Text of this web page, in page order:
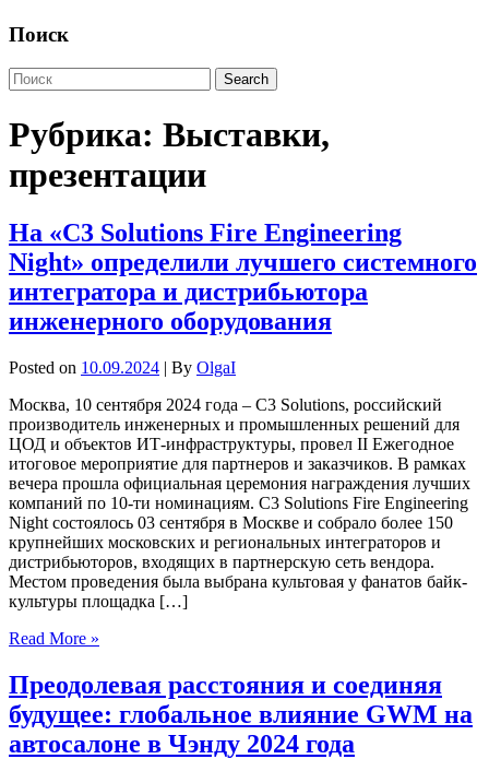
Поиск
Рубрика: Выставки,
презентации
На «C3 Solutions Fire Engineering
Night» определили лучшего системного
интегратора и дистрибьютора
инженерного оборудования
Posted on 10.09.2024 | By OlgaI
Москва, 10 сентября 2024 года – C3 Solutions, российский
производитель инженерных и промышленных решений для
ЦОД и объектов ИТ-инфраструктуры, провел II Ежегодное
итоговое мероприятие для партнеров и заказчиков. В рамках
вечера прошла официальная церемония награждения лучших
компаний по 10-ти номинациям. C3 Solutions Fire Engineering
Night состоялось 03 сентября в Москве и собрало более 150
крупнейших московских и региональных интеграторов и
дистрибьюторов, входящих в партнерскую сеть вендора.
Местом проведения была выбрана культовая у фанатов байк-
культуры площадка […]
Read More »
Преодолевая расстояния и соединяя
будущее: глобальное влияние GWM на
автосалоне в Чэнду 2024 года